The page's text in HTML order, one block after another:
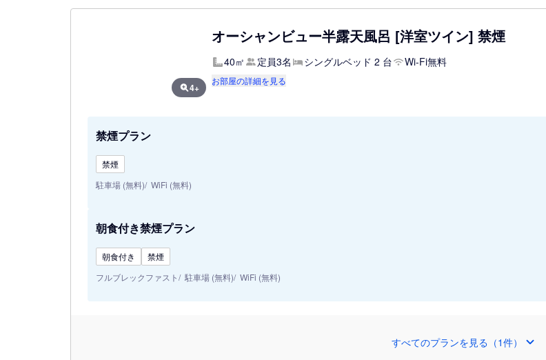
4+
オーシャンビュー半露天風呂 [洋室ツイン] 禁煙
40㎡ 定員3名 シングルベッド 2 台 Wi-Fi無料
お部屋の詳細を見る
禁煙プラン
禁煙
駐車場 (無料) WiFi (無料)
朝食付き禁煙プラン
朝食付き
禁煙
フルブレックファスト
駐車場 (無料) WiFi (無料)
すべてのプランを見る（1件）